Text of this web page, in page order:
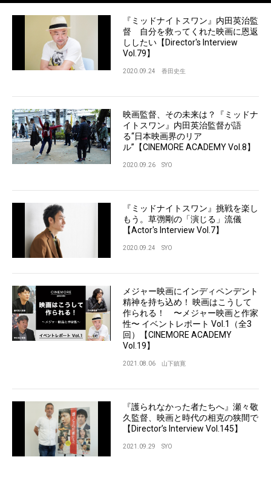
『ミッドナイトスワン』内田英治監
督 自分を救ってくれた映画に恩返
ししたい【Director's Interview
Vol.79】
2020.09.24 香田史生
映画監督、その未来は？『ミッドナ
イトスワン』内田英治監督が語
る“日本映画界のリア
ル”【CINEMORE ACADEMY Vol.8】
2020.09.26 SYO
『ミッドナイトスワン』挑戦を楽し
もう。草彅剛の「演じる」流儀
【Actor's Interview Vol.7】
2020.09.24 SYO
メジャー映画にインディペンデント
精神を持ち込め！ 映画はこうして
作られる！ 〜メジャー映画と作家
性〜 イベントレポート Vol.1（全3
回）【CINEMORE ACADEMY
Vol.19】
2021.08.06 山下鎮寛
『護られなかった者たちへ』瀬々敬
久監督、映画と時代の相克の狭間で
【Director’s Interview Vol.145】
2021.09.29 SYO